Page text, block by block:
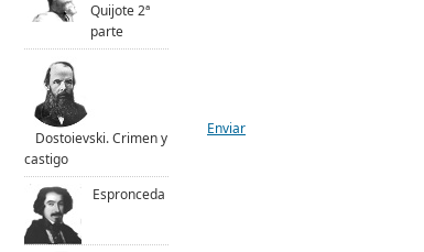
Enviar
Quijote 2ª
parte
Dostoievski. Crimen y
castigo
Espronceda